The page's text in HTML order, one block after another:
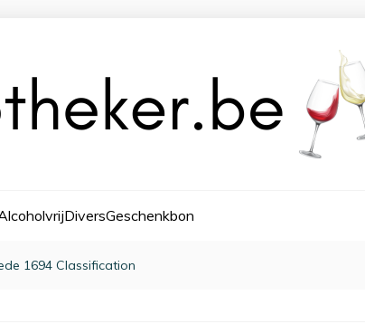
DiversGeschenkbon
1694 Classification